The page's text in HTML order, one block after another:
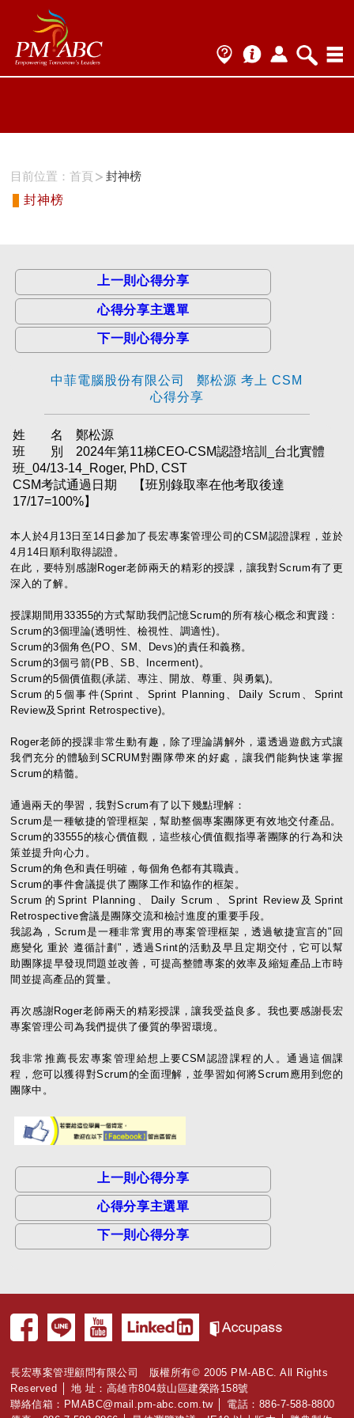
ProName1=
Scategory=12
ProName2=CSM
Scategory=12
目前位置：首頁
封神榜
封神榜
上一則心得分享
心得分享主選單
下一則心得分享
中菲電腦股份有限公司 鄭松源 考上 CSM
心得分享
姓 名 鄭松源
班 別 2024年第11梯CEO-CSM認證培訓_台北實體
班_04/13-14_Roger, PhD, CST
CSM考試通過日期
【班別錄取率在他考取後達
17/17=100%】
本人於4月13日至14日參加了長宏專案管理公司的CSM認證課程，並於
4月14日順利取得認證。
在此，要特別感謝Roger老師兩天的精彩的授課，讓我對Scrum有了更
深入的了解。
授課期間用33355的方式幫助我們記憶Scrum的所有核心概念和實踐：
Scrum的3個理論(透明性、檢視性、調適性)。
Scrum的3個角色(PO、SM、Devs)的責任和義務。
Scrum的3個弓箭(PB、SB、Incerment)。
Scrum的5個價值觀(承諾、專注、開放、尊重、與勇氣)。
Scrum的5個事件(Sprint、Sprint Planning、Daily Scrum、Sprint
Review及Sprint Retrospective)。
Roger老師的授課非常生動有趣，除了理論講解外，還透過遊戲方式讓
我們充分的體驗到SCRUM對團隊帶來的好處，讓我們能夠快速掌握
Scrum的精髓。
通過兩天的學習，我對Scrum有了以下幾點理解：
Scrum是一種敏捷的管理框架，幫助整個專案團隊更有效地交付產品。
Scrum的33555的核心價值觀，這些核心價值觀指導著團隊的行為和決
策並提升向心力。
Scrum的角色和責任明確，每個角色都有其職責。
Scrum的事件會議提供了團隊工作和協作的框架。
Scrum的Sprint Planning、Daily Scrum、Sprint Review及Sprint
Retrospective會議是團隊交流和檢討進度的重要手段。
我認為，Scrum是一種非常實用的專案管理框架，透過敏捷宣言的"回
應變化 重於 遵循計劃"，透過Srint的活動及早且定期交付，它可以幫
助團隊提早發現問題並改善，可提高整體專案的效率及縮短產品上市時
間並提高產品的質量。
再次感謝Roger老師兩天的精彩授課，讓我受益良多。我也要感謝長宏
專案管理公司為我們提供了優質的學習環境。
我非常推薦長宏專案管理給想上要CSM認證課程的人。通過這個課
程，您可以獲得對Scrum的全面理解，並學習如何將Scrum應用到您的
團隊中。
上一則心得分享
心得分享主選單
下一則心得分享
長宏專案管理顧問有限公司 版權所有© 2005 PM-ABC. All Rights
Reserved │ 地 址：高雄市804鼓山區建榮路158號
聯絡信箱： PMABC@mail.pm-abc.com.tw│ 電話：886-7-588-8800